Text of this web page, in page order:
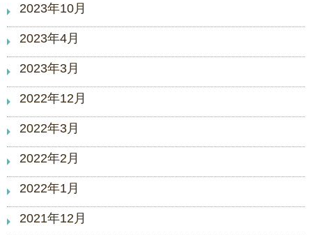
2023年10月
2023年4月
2023年3月
2022年12月
2022年3月
2022年2月
2022年1月
2021年12月